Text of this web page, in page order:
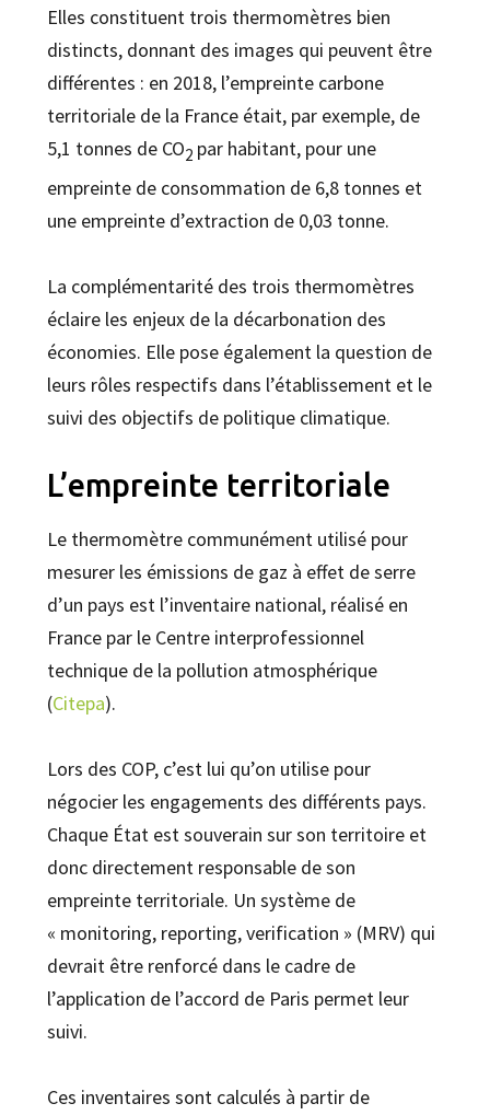
Elles constituent trois thermomètres bien
distincts, donnant des images qui peuvent être
différentes : en 2018, l’empreinte carbone
territoriale de la France était, par exemple, de
5,1 tonnes de CO2par habitant, pour une
empreinte de consommation de 6,8 tonnes et
une empreinte d’extraction de 0,03 tonne.
La complémentarité des trois thermomètres
éclaire les enjeux de la décarbonation des
économies. Elle pose également la question de
leurs rôles respectifs dans l’établissement et le
suivi des objectifs de politique climatique.
L’empreinte territoriale
Le thermomètre communément utilisé pour
mesurer les émissions de gaz à effet de serre
d’un pays est l’inventaire national, réalisé en
France par le Centre interprofessionnel
technique de la pollution atmosphérique
(Citepa).
Lors des COP, c’est lui qu’on utilise pour
négocier les engagements des différents pays.
Chaque État est souverain sur son territoire et
donc directement responsable de son
empreinte territoriale. Un système de
« monitoring, reporting, verification » (MRV) qui
devrait être renforcé dans le cadre de
l’application de l’accord de Paris permet leur
suivi.
Ces inventaires sont calculés à partir de